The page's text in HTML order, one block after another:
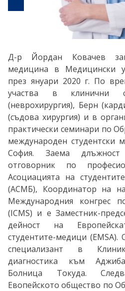
Д-р Йордан Ковачев
медицина в Медицински
през януари 2020 г. По
участва в клинични
(неврохирургия), Берн
(съдова хирургия) и в
практически семинари по
международен студентски
София. Заема
отговорник по
Асоциацията на
(АСМБ), Координатор на
Международния конгрес
(ICMS) и е Заместник-
дейност на
студентите-медици (EMSA).
специализант в
диагностика към
Болница Токуда.
Евопейското общество по